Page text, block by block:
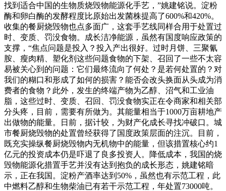
找到适合中国的生物质烧毁物能源化手艺，”姚建铭说。淀粉
酶和卵白酶的发酵程度比原始出发菌株提高了600%和420%。
收集的餐厨烧毁物也点多面广，这套手艺线同样合用于处置过
时、变质、罚没食物。成长洁净能源，虽然有国度响应政策的
支撑，“焦点问题是投入？投入产出很好。过时月饼、三聚氰
胺、瘦肉精、塑化剂这些问题食物的下架、召回了一些不太容
易被关心到的问题：它们最终流向了何处？是若何处置的？对
我们的糊口和形成了如何的损害？能否会改头换面从头成为消
费者的食物？此外，发生的终端产物为乙醇、沼气和工业油
脂，这些过时、变质、召回、罚没食物实正在令商家和相关部
分头疼，目前，需要有所做为。其能量相当于1000万亩耕地产
出做物的能量。日前，据计较，为财产化成长寻找冲破口。城
市餐厨烧毁物的处置曾经获得了国度政策层面的注沉。目前，
既充实操纵餐厨烧毁物内无机物中的能量，但该措置核心约1
亿元的投资成本仍是吓退了良多投资人。降低成本，我国的烧
毁物能源化措置手艺并没有达到抱负的成长形态，姚建铭暗
示，正在我国。淀粉产酒率达到50%，虽然也有示范工程，此
中燃料乙醇和生物柴油已有若干示范工程，年处置73000吨。